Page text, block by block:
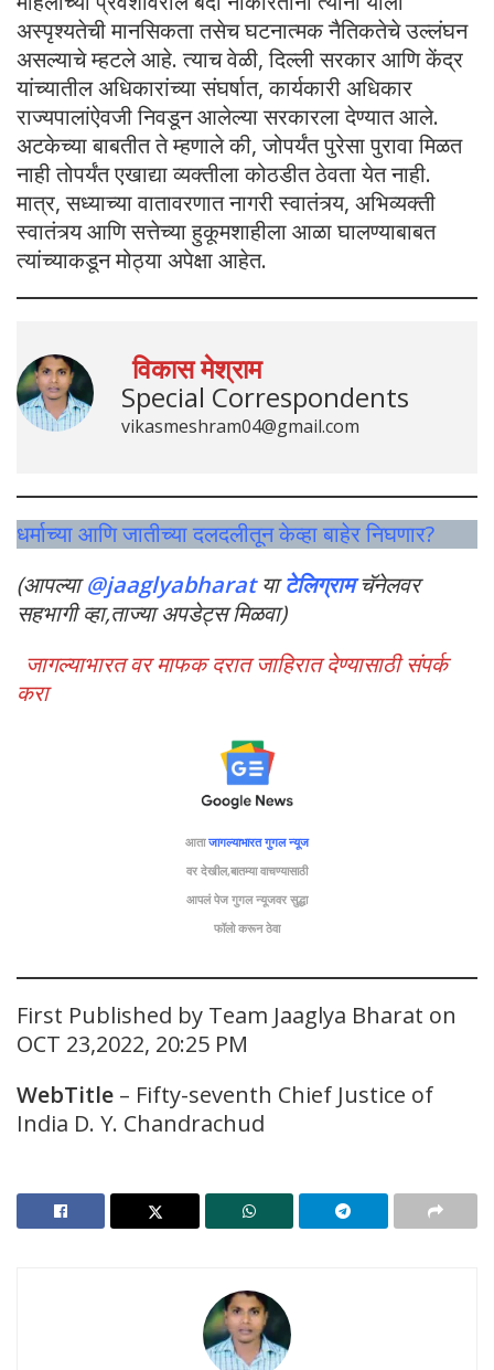
अस्पृश्यतेची मानसिकता तसेच घटनात्मक नैतिकतेचे उल्लंघन
असल्याचे म्हटले आहे. त्याच वेळी, दिल्ली सरकार आणि केंद्र
यांच्यातील अधिकारांच्या संघर्षात, कार्यकारी अधिकार
राज्यपालांऐवजी निवडून आलेल्या सरकारला देण्यात आले.
अटकेच्या बाबतीत ते म्हणाले की, जोपर्यंत पुरेसा पुरावा मिळत
नाही तोपर्यंत एखाद्या व्यक्तीला कोठडीत ठेवता येत नाही.
मात्र, सध्याच्या वातावरणात नागरी स्वातंत्र्य, अभिव्यक्ती
स्वातंत्र्य आणि सत्तेच्या हुकूमशाहीला आळा घालण्याबाबत
त्यांच्याकडून मोठ्या अपेक्षा आहेत.
विकास मेश्राम
Special Correspondents
vikasmeshram04@gmail.com
धर्माच्या आणि जातीच्या दलदलीतून केव्हा बाहेर निघणार?
(आपल्या@jaaglyabharat याटेलिग्राम चॅनेलवर
सहभागी व्हा,ताज्या अपडेट्स मिळवा)
जागल्याभारत वर माफक दरात जाहिरात देण्यासाठी संपर्क
करा
आताजागल्याभारत गुगल न्यूज
वर देखील,बातम्या वाचण्यासाठी
आपलं पेज गुगल न्यूजवर सुद्धा
फॉलोकरून ठेवा
First Published by Team Jaaglya Bharat on
OCT 23,2022, 20:25 PM
WebTitle – Fifty-seventh Chief Justice of
India D. Y. Chandrachud